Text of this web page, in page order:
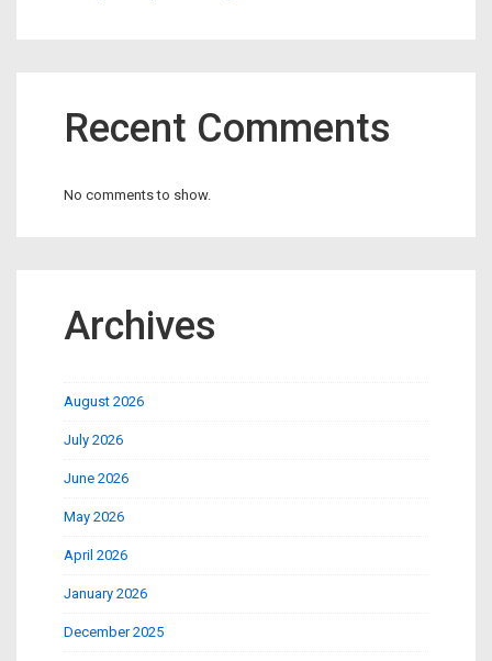
Recent Comments
No comments to show.
Archives
August 2026
July 2026
June 2026
May 2026
April 2026
January 2026
December 2025